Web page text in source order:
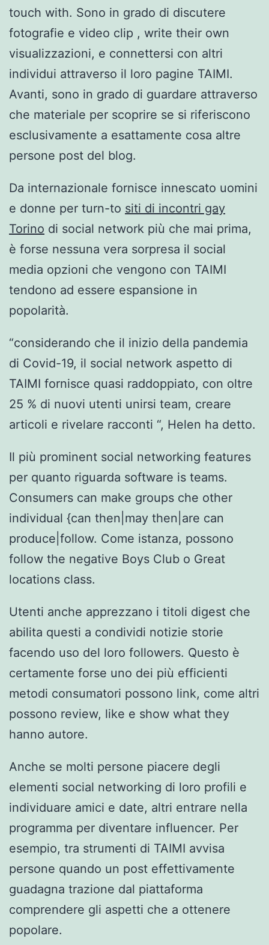
touch with. Sono in grado di discutere
fotografie e video clip , write their own
visualizzazioni, e connettersi con altri
individui attraverso il loro pagine TAIMI.
Avanti, sono in grado di guardare attraverso
che materiale per scoprire se si riferiscono
esclusivamente a esattamente cosa altre
persone post del blog.
Da internazionale fornisce innescato uomini
e donne per turn-to siti di incontri gay
Torino di social network più che mai prima,
è forse nessuna vera sorpresa il social
media opzioni che vengono con TAIMI
tendono ad essere espansione in
popolarità.
“considerando che il inizio della pandemia
di Covid-19, il social network aspetto di
TAIMI fornisce quasi raddoppiato, con oltre
25 % di nuovi utenti unirsi team, creare
articoli e rivelare racconti “, Helen ha detto.
Il più prominent social networking features
per quanto riguarda software is teams.
Consumers can make groups che other
individual {can then|may then|are can
produce|follow. Come istanza, possono
follow the negative Boys Club o Great
locations class.
Utenti anche apprezzano i titoli digest che
abilita questi a condividi notizie storie
facendo uso del loro followers. Questo è
certamente forse uno dei più efficienti
metodi consumatori possono link, come altri
possono review, like e show what they
hanno autore.
Anche se molti persone piacere degli
elementi social networking di loro profili e
individuare amici e date, altri entrare nella
programma per diventare influencer. Per
esempio, tra strumenti di TAIMI avvisa
persone quando un post effettivamente
guadagna trazione dal piattaforma
comprendere gli aspetti che a ottenere
popolare.